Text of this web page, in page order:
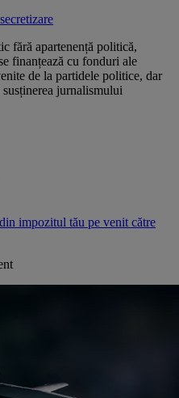
secretizare
fără apartenență politică,
finanțează cu fonduri ale
de la partidele politice, dar
jurnalismului
impozitul tău pe venit către